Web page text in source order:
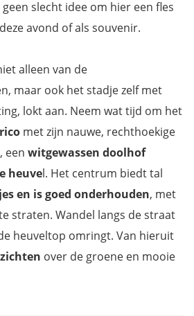
slecht idee om hier een fles
avond of als souvenir.
alleen van de
maar ook het stadje zelf met
lokt aan. Neem wat tijd om het
met zijn nauwe, rechthoekige
een witgewassen doolhof
heuvel. Het centrum biedt tal
en is goed onderhouden, met
straten. Wandel langs de straat
heuveltop omringt. Van hieruit
over de groene en mooie